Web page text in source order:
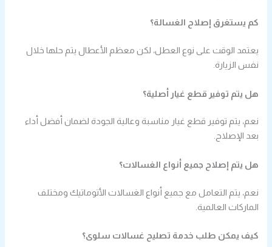
كم يستغرق إصلاح الغسالة؟
يعتمد الوقت على نوع العطل، لكن معظم الأعطال يتم حلها خلال
نفس الزيارة.
هل يتم توفير قطع غيار أصلية؟
نعم، يتم توفير قطع غيار مناسبة وعالية الجودة لضمان أفضل أداء
بعد الإصلاح.
هل يتم إصلاح جميع أنواع الغسالات؟
نعم، يتم التعامل مع جميع أنواع الغسالات الأتوماتيك ومختلف
الماركات العالمية.
كيف يمكن طلب خدمة تصليح غسالات سلوى؟